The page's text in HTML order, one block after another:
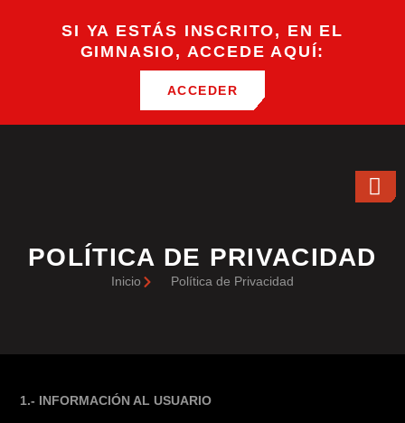
SI YA ESTÁS INSCRITO, EN EL
GIMNASIO, ACCEDE AQUÍ:
ACCEDER
POLÍTICA DE PRIVACIDAD
Inicio Política de Privacidad
1.- INFORMACIÓN AL USUARIO